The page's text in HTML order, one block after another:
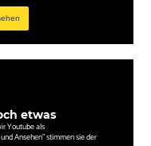
etwas
Youtube als
Ansehen" stimmen sie der